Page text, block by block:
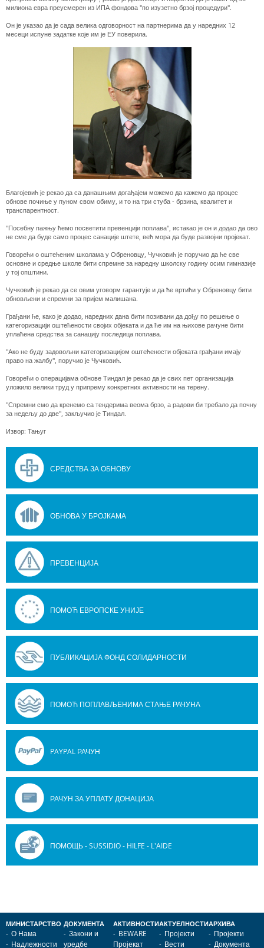
милиона евра преусмерен из ИПА фондова "по изузетно брзој процедури".
Он је указао да је сада велика одговорност на партнерима да у наредних 12
месеци испуне задатке које им је ЕУ поверила.
Благојевић је рекао да са данашњим догађајем можемо да кажемо да процес
обнове почиње у пуном свом обиму, и то на три стуба - брзина, квалитет и
транспарентност.
"Посебну пажњу ћемо посветити превенцији поплава", истакао је он и додао да ово
не сме да буде само процес санације штете, већ мора да буде развојни пројекат.
Говорећи о оштећеним школама у Обреновцу, Чучковић је поручио да ће све
основне и средње школе бити спремне за наредну школску годину осим гимназије
у тој општини.
Чучковић је рекао да се овим уговорм гарантује и да ће вртићи у Обреновцу бити
обновљени и спремни за пријем малишана.
Грађани ће, како је додао, наредних дана бити позивани да дођу по решење о
категоризацији оштећености својих објеката и да ће им на њихове рачуне бити
уплаћена средства за санацију последица поплава.
"Ако не буду задовољни категоризацијом оштећености објеката грађани имају
право на жалбу", поручио је Чучковић.
Говорећи о операцијама обнове Тиндал је рекао да је свих пет организација
уложило велики труд у припрему конкретних активности на терену.
"Спремни смо да кренемо са тендерима веома брзо, а радови би требало да почну
за недељу до две", закључио је Тиндал.
Извор: Тањуг
СРЕДСТВА ЗА ОБНОВУ
ОБНОВА У БРОЈКАМА
ПРЕВЕНЦИЈА
ПОМОЋ ЕВРОПСКЕ УНИЈЕ
ПУБЛИКАЦИЈА ФОНД СОЛИДАРНОСТИ
ПОМОЋ ПОПЛАВЉЕНИМА СТАЊЕ РАЧУНА
PAYPAL РАЧУН
РАЧУН ЗА УПЛАТУ ДОНАЦИЈА
ПОМОЩЬ - SUSSIDIO - HILFE - L'AIDE
МИНИСТАРСТВО
О Нама
Надлежности
ДОКУМЕНТА
Закони и
уредбе
АКТИВНОСТИ
BEWARE
Пројекат
АКТУЕЛНОСТИ
Пројекти
Вести
АРХИВА
Пројекти
Документа